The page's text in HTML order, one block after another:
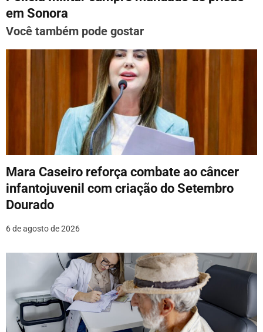
g
a
ç
P
o
s
t
em Sonora
Você também pode gostar
Mara Caseiro reforça combate ao câncer
infantojuvenil com criação do Setembro
Dourado
6 de agosto de 2026